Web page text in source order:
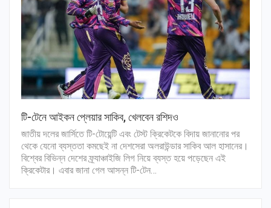
টি-টেনে আইকন প্লেয়ার সাকিব, খেলবেন রশিদও
জাতীয় দলের জার্সিতে টি-টোয়েন্টি এবং টেস্ট ক্রিকেটকে বিদায় জানানোর পর
থেকে যেনো ব্যস্ততা কমছেই না দেশসেরা অলরাউন্ডার সাকিব আল হাসানের।
বিশ্বের বিভিন্ন দেশের ফ্র্যাঞ্চাইজি লিগ নিয়ে ব্যস্ত হয়ে পড়েছেন এই
ক্রিকেটার। এবার জানা গেল আসন্ন টি-টেন…